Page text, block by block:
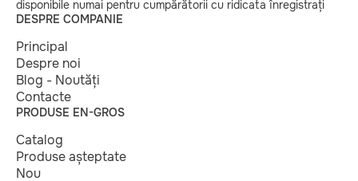
disponibile numai pentru cumpărătorii cu ridicata înregistrați
DESPRE COMPANIE
Principal
Despre noi
Blog - Noutăți
Contacte
PRODUSE EN-GROS
Catalog
Produse așteptate
Nou